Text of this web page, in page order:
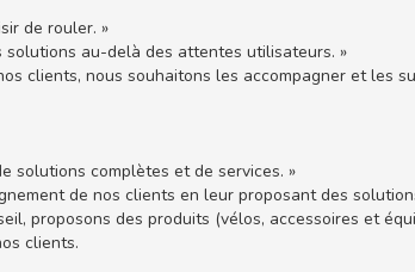
de rouler. »
solutions au-delà des attentes utilisateurs. »
clients, nous souhaitons les accompagner et les
solutions complètes et de services. »
de nos clients en leur proposant des
proposons des produits (vélos, accessoires et
clients.